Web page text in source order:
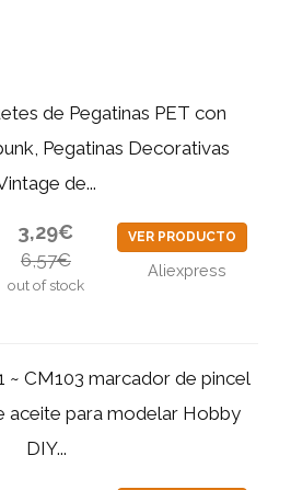
de Pegatinas PET con
Pegatinas Decorativas
de...
3,29€
6,57€
out of stock
VER PRODUCTO
Aliexpress
~ CM103 marcador de pincel
aceite para modelar Hobby
DIY...